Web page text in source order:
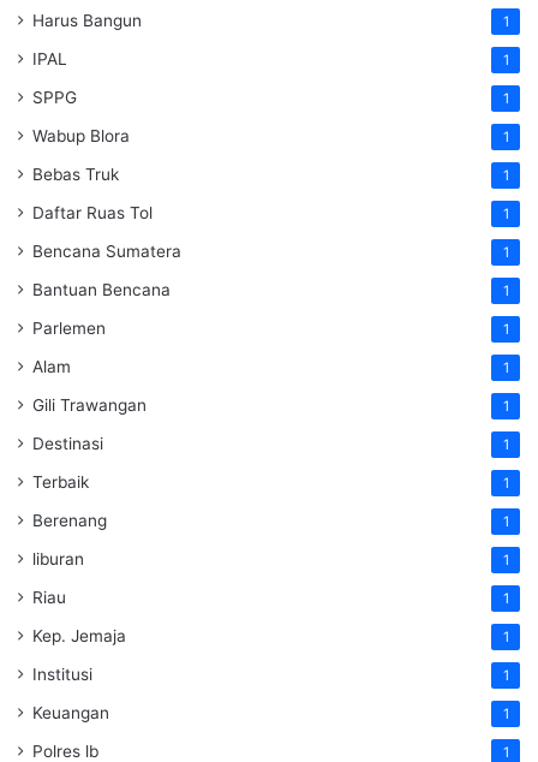
Harus Bangun 1
IPAL 1
SPPG 1
Wabup Blora 1
Bebas Truk 1
Daftar Ruas Tol 1
Bencana Sumatera 1
Bantuan Bencana 1
Parlemen 1
Alam 1
Gili Trawangan 1
Destinasi 1
Terbaik 1
Berenang 1
liburan 1
Riau 1
Kep. Jemaja 1
Institusi 1
Keuangan 1
Polres lb 1